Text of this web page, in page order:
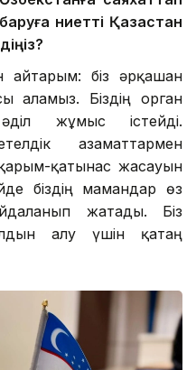
ниетті Қазақстан
біз әрқашан
аламыз. Біздің орган
жұмыс істейді.
азаматтармен
қатынас жасауын
біздің мамандар өз
жатады. Біз
алу үшін қатаң